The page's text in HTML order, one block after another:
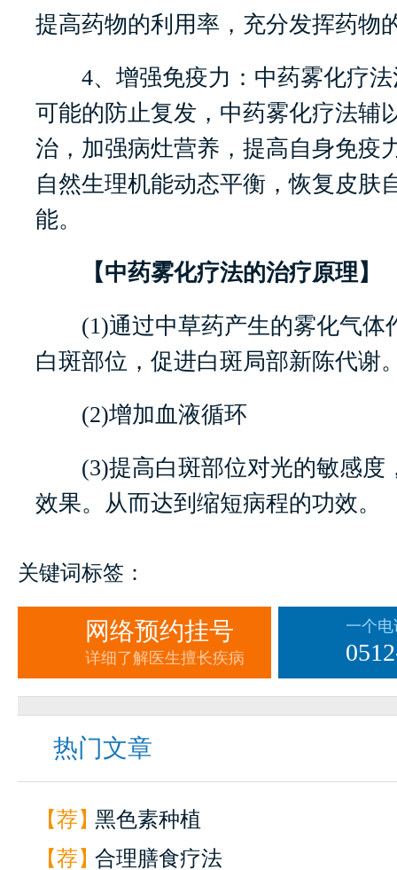
提高药物的利用率，充分发挥药物
4、增强免疫力：中药雾化疗法
可能的防止复发，中药雾化疗法辅
治，加强病灶营养，提高自身免疫
自然生理机能动态平衡，恢复皮肤
能。
【中药雾化疗法的治疗原理】
(1)通过中草药产生的雾化气体
白斑部位，促进白斑局部新陈代谢
(2)增加血液循环
(3)提高白斑部位对光的敏感度
效果。从而达到缩短病程的功效。
关键词标签：
网络预约挂号
详细了解医生擅长疾病
一个
热门文章
【荐】黑色素种植
【荐】合理膳食疗法